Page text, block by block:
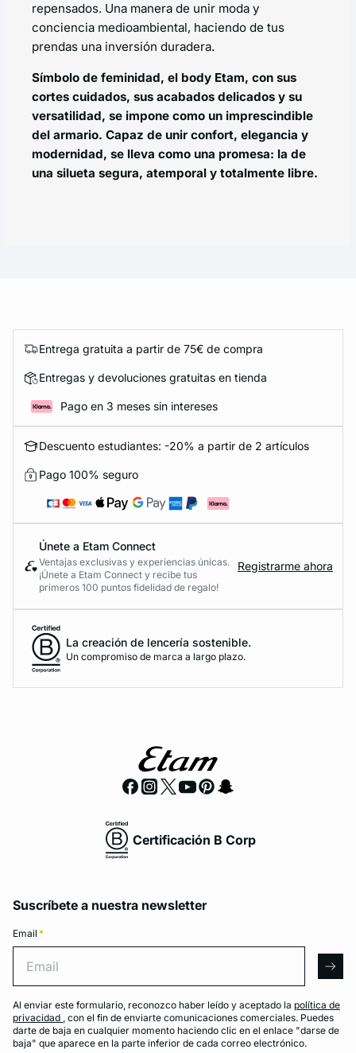
repensados. Una manera de unir moda y
conciencia medioambiental, haciendo de tus
prendas una inversión duradera.
Símbolo de feminidad, el body Etam, con sus
cortes cuidados, sus acabados delicados y su
versatilidad, se impone como un imprescindible
del armario. Capaz de unir confort, elegancia y
modernidad, se lleva como una promesa: la de
una silueta segura, atemporal y totalmente libre.
Entrega gratuita a partir de 75€ de compra
Entregas y devoluciones gratuitas en tienda
Pago en 3 meses sin intereses
Descuento estudiantes: -20% a partir de 2 artículos
Pago 100% seguro
Únete a Etam Connect
Ventajas exclusivas y experiencias únicas.
¡Únete a Etam Connect y recibe tus
primeros 100 puntos fidelidad de regalo!
Registrarme ahora
La creación de lencería sostenible.
Un compromiso de marca a largo plazo.
Certificación B Corp
Suscríbete a nuestra newsletter
Email *
Email
Al enviar este formulario, reconozco haber leído y aceptado la política de
privacidad , con el fin de enviarte comunicaciones comerciales. Puedes
darte de baja en cualquier momento haciendo clic en el enlace "darse de
baja" que aparece en la parte inferior de cada correo electrónico.